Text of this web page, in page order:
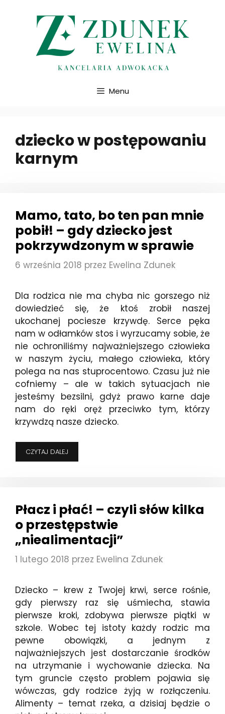
Menu
dziecko w postępowaniu
karnym
Mamo, tato, bo ten pan mnie
pobił! – gdy dziecko jest
pokrzywdzonym w sprawie
6 września 2018 przez Ewelina Zdunek
Dla rodzica nie ma chyba nic gorszego niż
dowiedzieć się, że ktoś zrobił naszej
ukochanej pociesze krzywdę. Serce pęka
nam w odłamków stos i wyrzucamy sobie, że
nie ochroniliśmy najważniejszego człowieka
w naszym życiu, małego człowieka, który
polega na nas stuprocentowo. Czasu już nie
cofniemy – ale w takich sytuacjach nie
jesteśmy bezsilni, gdyż prawo karne daje
nam do ręki oręż przeciwko tym, którzy
krzywdzą nasze dziecko.
CZYTAJ DALEJ
TATO,
POBIŁ!
GDY
DZIECKO
JEST
POKRZYWDZONYM
W
Płacz i płać! – czyli słów kilka
o przestępstwie
„niealimentacji”
1 lutego 2018 przez Ewelina Zdunek
Dziecko – krew z Twojej krwi, serce rośnie,
gdy pierwszy raz się uśmiecha, stawia
pierwsze kroki, zdobywa pierwsze piątki w
szkole. Wobec tej istoty każdy rodzic ma
pewne obowiązki, a jednym z
najważniejszych jest dostarczanie środków
na utrzymanie i wychowanie dziecka. Na
tym gruncie często problem pojawia się
wówczas, gdy rodzice żyją w rozłączeniu.
Alimenty – temat rzeka, a dzisiaj będzie o